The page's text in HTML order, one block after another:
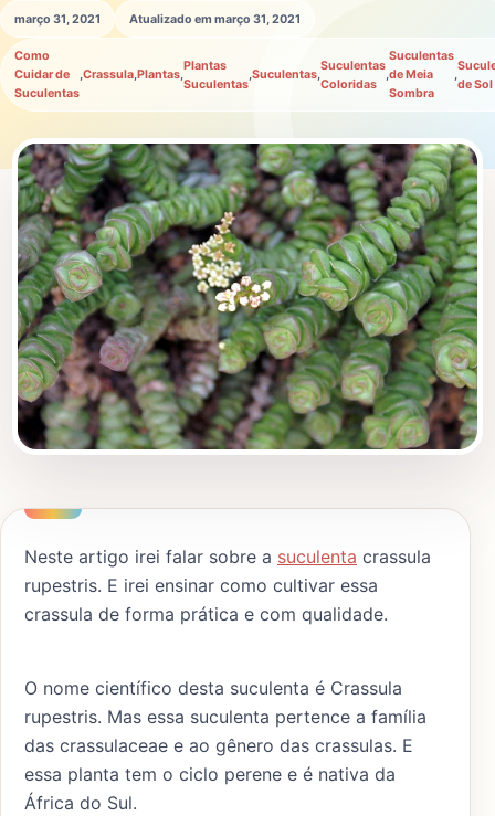
março 31, 2021 Atualizado em março 31, 2021
Como
Cuidar de
Suculentas
,Crassula,Plantas,
Plantas
Suculentas
,Suculentas,
Suculentas
Coloridas
,
Suculentas
de Meia
Sombra
,
de Sol
Neste artigo irei falar sobre a suculenta crassula
rupestris. E irei ensinar como cultivar essa
crassula de forma prática e com qualidade.
O nome científico desta suculenta é Crassula
rupestris. Mas essa suculenta pertence a família
das crassulaceae e ao gênero das crassulas. E
essa planta tem o ciclo perene e é nativa da
África do Sul.